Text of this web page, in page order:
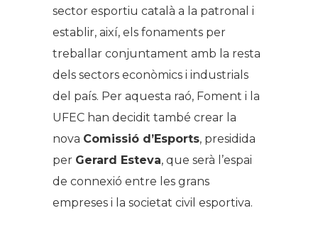
sector esportiu català a la patronal i
establir, així, els fonaments per
treballar conjuntament amb la resta
dels sectors econòmics i industrials
del país. Per aquesta raó, Foment i la
UFEC han decidit també crear la
nova Comissió d’Esports, presidida
per Gerard Esteva, que serà l’espai
de connexió entre les grans
empreses i la societat civil esportiva.